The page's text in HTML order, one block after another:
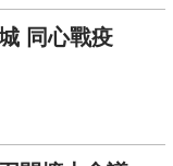
同心戰疫